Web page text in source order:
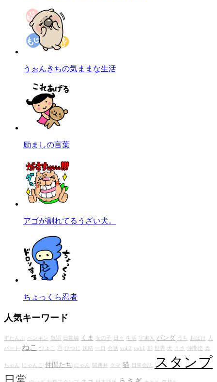
うぉんきちの気ままな生活
励ましの言葉
アゴが割れてるうざい犬。
ちょっくら忍者
人気キーワード
すたんぷ ペンギン 敬語 日常編 くま 女の子 日々 生活 宇宙人 パンダ うち おばけ
人
パート
ねこ ひよこ 君 ひつじ 妖精 一日 会話 vol.2 vol.1 顔 世界 犬 うさ 仲間達 赤
ちゃん にゃんこ 仲間たち にゃん 関西弁 クマ 猫 日常会話 スタンプ